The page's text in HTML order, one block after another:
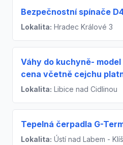
Bezpečnostní spínače
Lokalita: Hradec Králové 3
Váhy do kuchyně- model
cena včetně cejchu
Lokalita: Libice nad Cidlinou
Tepelná čerpadla G-
Lokalita: Ústí nad Labem -